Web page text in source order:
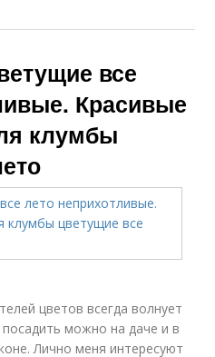
все
Красивые
клумбы
цветов всегда волнует
можно на даче и в
Лично меня интересуют